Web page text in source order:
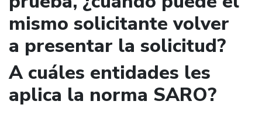
mismo solicitante volver
a presentar la solicitud?
A cuáles entidades les
aplica la norma SARO?